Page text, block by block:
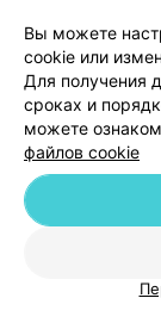
Вы можете
cookie или
Для получения
сроках и
можете
файлов cookie